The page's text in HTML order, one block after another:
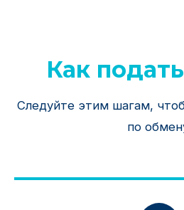
Как
Следуйте этим шагам,
по